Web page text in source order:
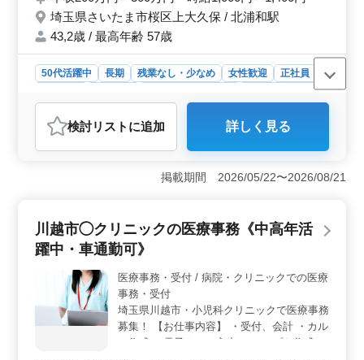
今までの経験を活かして働ける方！ 皆様の
ご応募お待ちしております♪
埼玉県さいたま市桜区上大久保 / 北浦和駅
43,2歳 / 最高年齢 57歳
50代活躍中 長期 残業なし・少なめ 女性歓迎
正社員
医療事務・受付
おすすめポイント
＜経験者優遇のポイント＞ 医療事務経験者を積極的に
募集しています。レセプト実務経験をお持ちの方や、医
を活かしたい方を歓迎します。中高年の方も活躍できる
ど、幅広い医療事務業務を担当します。経験を活かし
て、病院での医療に貢献しませんか。 ＜働きやすさ
＞ 週3日以上の勤務が可能で、土曜日の午後や日曜日な
ど、しっかり休みが確保されています。残業は少なめな
ので、家庭やプライベートとの両立がしやすい環境で
す。また、社会保険が完備されており、安心して働けま
検討リスト に追加 詳しく見る
掲載期間 2026/05/22〜2026/08/21
川越市◯クリニックの医療事務《中高年活
躍中・車通勤可》
医療事務・受付 / 病院・クリニックでの医療
事務・受付
埼玉県川越市・小児科クリニックで医療事務
募集！ 【お仕事内容】 ・受付、会計 ・カル
テ作成 ・電子カルテ入力 ・レセプト作成、